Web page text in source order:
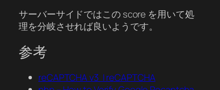
サーバーサイドではこの score を用いて処
理を分岐させれば良いようです。
参考
reCAPTCHA v3 | reCAPTCHA